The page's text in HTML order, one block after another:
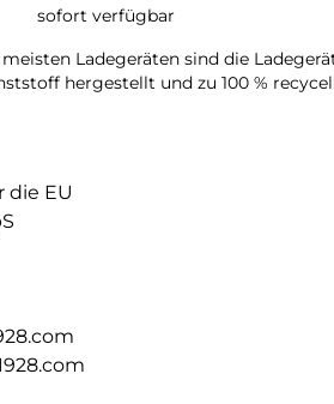
sofort verfügbar
Ladegeräten sind die
hergestellt und zu 100 %
die EU